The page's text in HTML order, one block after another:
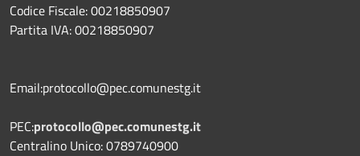
Codice Fiscale: 00218850907
Partita IVA: 00218850907
Email:protocollo@pec.comunestg.it
PEC:protocollo@pec.comunestg.it
Centralino Unico: 0789740900